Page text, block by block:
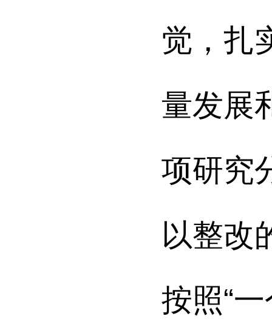
觉 ，
量发展
项研究
以整改
按照“